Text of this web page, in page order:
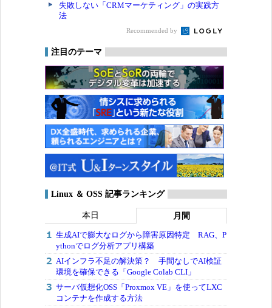
失敗しない「CRMマーケティング」の実践方
法
Recommended by
注目のテーマ
Linux ＆ OSS 記事ランキング
本日 月間
生成AIで膨大なログから障害原因特定 RAG、P
ythonでログ分析アプリ構築
AIインフラ不足の解決策？ 手間なしでAI検証
環境を確保できる「Google Colab CLI」
サーバ仮想化OSS「Proxmox VE」を使ってLXC
コンテナを作成する方法